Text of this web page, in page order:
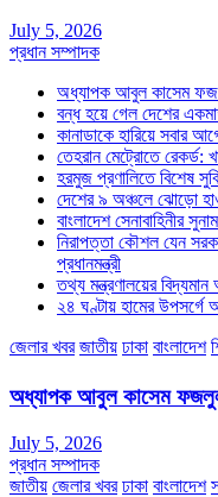
July 5, 2026
প্রধান সম্পাদক
অধ্যাপক আবুল কাসেম
বন্ধ হয়ে গেল দেশের
কানাডাকে হারিয়ে সবার
তেহরান মেট্রোতে রেকর্ড:
হরমুজ প্রণালিতে বিশেষ
দেশের ৯ অঞ্চলে ঝোড়ো
বাংলাদেশ সেনাবাহিনীর
নিরাপত্তা কৌশল যেন
প্রধানমন্ত্রী
তথ্য মন্ত্রণালয়ের
২৪ ঘণ্টায় হামের
জেলার খবর জাতীয় ঢাকা বাংলাদেশ
অধ্যাপক আবুল কাসেম
July 5, 2026
প্রধান সম্পাদক
জাতীয় জেলার খবর ঢাকা বাংলাদেশ